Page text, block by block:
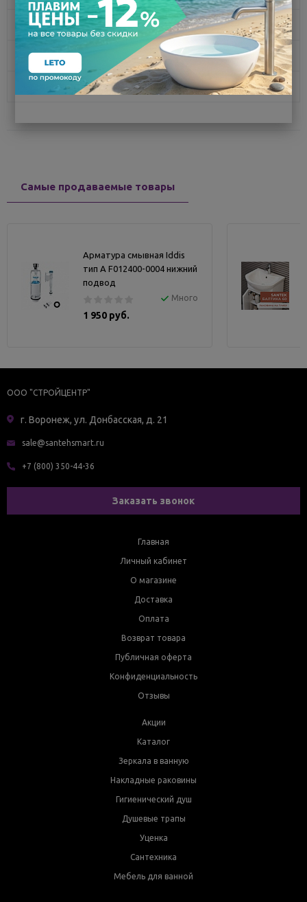
Характеристики
Доставка
Отзывы
Самые продаваемые товары
Арматура смывная Iddis
тип А F012400-0004 нижний
подвод
Много
1 950 руб.
ООО "СТРОЙЦЕНТР"
г. Воронеж, ул. Донбасская, д. 21
sale@santehsmart.ru
+7 (800) 350-44-36
Заказать звонок
Главная
Личный кабинет
О магазине
Доставка
Оплата
Возврат товара
Публичная оферта
Конфиденциальность
Отзывы
Акции
Каталог
Зеркала в ванную
Накладные раковины
Гигиенический душ
Душевые трапы
Уценка
Сантехника
Мебель для ванной